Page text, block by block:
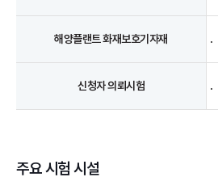
해양플랜트 화재보호기자재
신청자 의뢰시험
주요 시험 시설